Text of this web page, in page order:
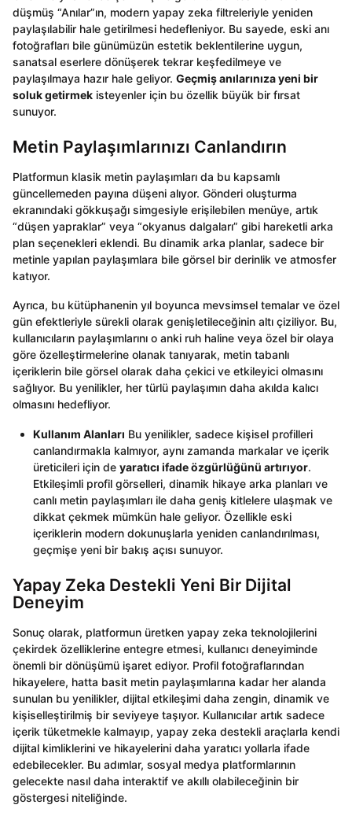
düşmüş “Anılar”ın, modern yapay zeka filtreleriyle yeniden
paylaşılabilir hale getirilmesi hedefleniyor. Bu sayede, eski anı
fotoğrafları bile günümüzün estetik beklentilerine uygun,
sanatsal eserlere dönüşerek tekrar keşfedilmeye ve
paylaşılmaya hazır hale geliyor. Geçmiş anılarınıza yeni bir
soluk getirmek isteyenler için bu özellik büyük bir fırsat
sunuyor.
Metin Paylaşımlarınızı Canlandırın
Platformun klasik metin paylaşımları da bu kapsamlı
güncellemeden payına düşeni alıyor. Gönderi oluşturma
ekranındaki gökkuşağı simgesiyle erişilebilen menüye, artık
“düşen yapraklar” veya “okyanus dalgaları” gibi hareketli arka
plan seçenekleri eklendi. Bu dinamik arka planlar, sadece bir
metinle yapılan paylaşımlara bile görsel bir derinlik ve atmosfer
katıyor.
Ayrıca, bu kütüphanenin yıl boyunca mevsimsel temalar ve özel
gün efektleriyle sürekli olarak genişletileceğinin altı çiziliyor. Bu,
kullanıcıların paylaşımlarını o anki ruh haline veya özel bir olaya
göre özelleştirmelerine olanak tanıyarak, metin tabanlı
içeriklerin bile görsel olarak daha çekici ve etkileyici olmasını
sağlıyor. Bu yenilikler, her türlü paylaşımın daha akılda kalıcı
olmasını hedefliyor.
Kullanım Alanları Bu yenilikler, sadece kişisel profilleri
canlandırmakla kalmıyor, aynı zamanda markalar ve içerik
üreticileri için deyaratıcı ifade özgürlüğünü artırıyor.
Etkileşimli profil görselleri, dinamik hikaye arka planları ve
canlı metin paylaşımları ile daha geniş kitlelere ulaşmak ve
dikkat çekmek mümkün hale geliyor. Özellikle eski
içeriklerin modern dokunuşlarla yeniden canlandırılması,
geçmişe yeni bir bakış açısı sunuyor.
Yapay Zeka Destekli Yeni Bir Dijital
Deneyim
Sonuç olarak, platformun üretken yapay zeka teknolojilerini
çekirdek özelliklerine entegre etmesi, kullanıcı deneyiminde
önemli bir dönüşümü işaret ediyor. Profil fotoğraflarından
hikayelere, hatta basit metin paylaşımlarına kadar her alanda
sunulan bu yenilikler, dijital etkileşimi daha zengin, dinamik ve
kişiselleştirilmiş bir seviyeye taşıyor. Kullanıcılar artık sadece
içerik tüketmekle kalmayıp, yapay zeka destekli araçlarla kendi
dijital kimliklerini ve hikayelerini daha yaratıcı yollarla ifade
edebilecekler. Bu adımlar, sosyal medya platformlarının
gelecekte nasıl daha interaktif ve akıllı olabileceğinin bir
göstergesi niteliğinde.